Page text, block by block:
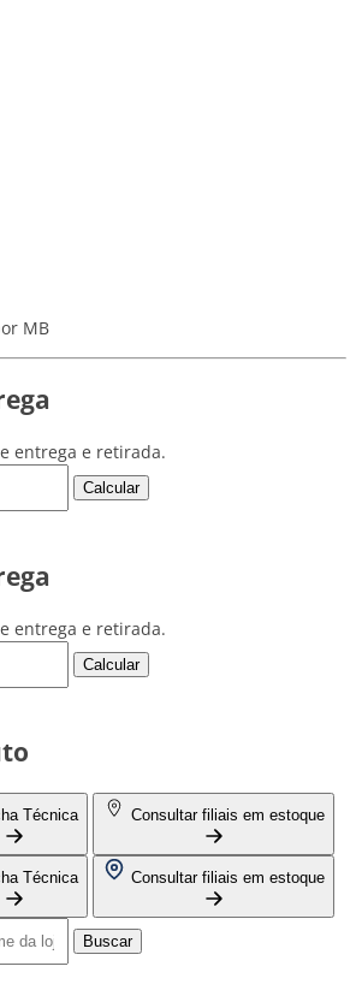
MB
entrega e retirada.
Calcular
entrega e retirada.
Calcular
Técnica Consultar filiais em estoque
Técnica Consultar filiais em estoque
Buscar